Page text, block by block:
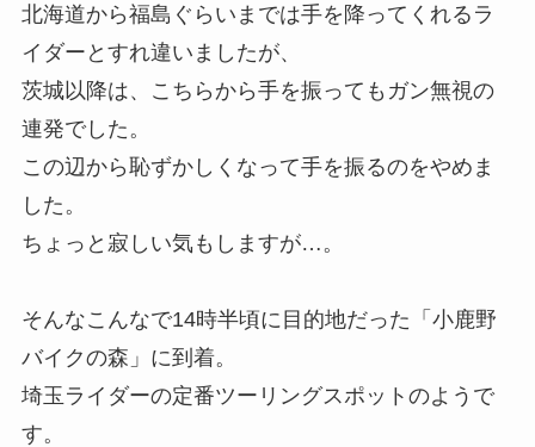
北海道から福島ぐらいまでは手を降ってくれるラ
イダーとすれ違いましたが、
茨城以降は、こちらから手を振ってもガン無視の
連発でした。
この辺から恥ずかしくなって手を振るのをやめま
した。
ちょっと寂しい気もしますが…。
そんなこんなで14時半頃に目的地だった「小鹿野
バイクの森」に到着。
埼玉ライダーの定番ツーリングスポットのようで
す。